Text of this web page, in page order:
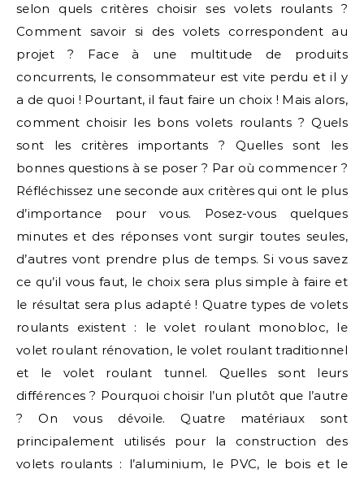
selon quels critères choisir ses volets roulants ?
Comment savoir si des volets correspondent au
projet ? Face à une multitude de produits
concurrents, le consommateur est vite perdu et il y
a de quoi ! Pourtant, il faut faire un choix ! Mais alors,
comment choisir les bons volets roulants ? Quels
sont les critères importants ? Quelles sont les
bonnes questions à se poser ? Par où commencer ?
Réfléchissez une seconde aux critères qui ont le plus
d’importance pour vous. Posez-vous quelques
minutes et des réponses vont surgir toutes seules,
d’autres vont prendre plus de temps. Si vous savez
ce qu’il vous faut, le choix sera plus simple à faire et
le résultat sera plus adapté ! Quatre types de volets
roulants existent : le volet roulant monobloc, le
volet roulant rénovation, le volet roulant traditionnel
et le volet roulant tunnel. Quelles sont leurs
différences ? Pourquoi choisir l’un plutôt que l’autre
? On vous dévoile. Quatre matériaux sont
principalement utilisés pour la construction des
volets roulants : l’aluminium, le PVC, le bois et le